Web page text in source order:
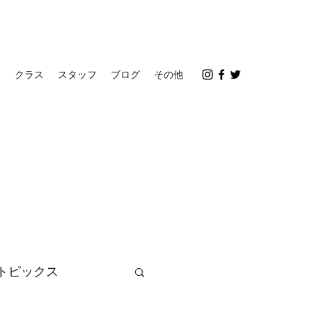
クラス スタッフ ブログ その他
トピックス